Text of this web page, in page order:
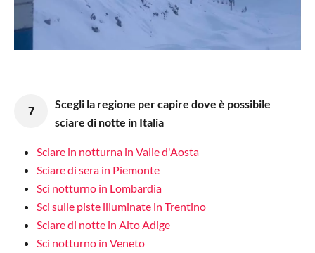
7
Scegli la regione per capire dove è possibile
sciare di notte in Italia
Sciare in notturna in Valle d'Aosta
Sciare di sera in Piemonte
Sci notturno in Lombardia
Sci sulle piste illuminate in Trentino
Sciare di notte in Alto Adige
Sci notturno in Veneto